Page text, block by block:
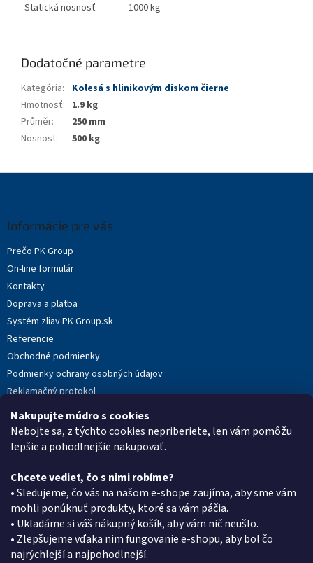
Nakupujte múdro s cookies
Nebojte sa, z týchto cookies nepriberiete, len vám pomôžu
lepšie a pohodlnejšie nakupovať.
Chcete vedieť, čo s nimi robíme?
• Sledujeme, čo vás na našom e-shope zaujíma, aby sme vám
mohli ponúknuť produkty, ktoré sa vám páčia.
• Ukladáme si váš nákupný košík, aby vám nič neušlo.
• Zlepšujeme vďaka nim fungovanie e-shopu, aby bol čo
najrýchlejší a najpohodlnejší.
Statická nosnosť
1000 kg
Dodatočné parametre
Kategória:
Kolesá s hlinikovým diskom čierne
Hmotnosť: 1.9 kg
Průměr:
250 mm
Nosnost: 500 kg
Informácie pre vás
Prečo PK Group
On-line formulár
Kontakty
Doprava a platba
Systém zliav PK Group.sk
Referencie
Obchodné podmienky
Podmienky ochrany osobných údajov
Reklamačný protokol
Novinky
Moja objednávka
Kontakt
eshop@pkgroup.sk
+420739079933
+420734621131